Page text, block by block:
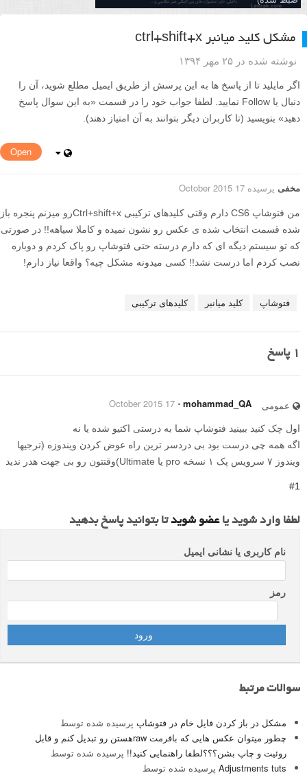
مشکل کلید میانبر ctrl+shift+x
نوشته شده در ۲۵ مهر ۱۳۹۴
اگر مایلید تا از پاسخ ها به این پرسش از طریق ایمیل مطلع شوید، آن را
دنبال یا Follow نمایید. لطفا جواب خود را در قسمت «به این سوال پاسخ
دهید» بنویسید (تا کاربران دیگر بتوانند به آن امتیاز دهند).
Open
مخفی پرسیده 17 October 2015
من فتوشاپ CS6 دارم وقتی کلیدهای ترکیبی Ctrl+shift+xرو میزنم پنجره باز
شده قسمت انتخاب شده ی عکس رو نشون نمیده و کاملا سیاهه!! در صورتی
که تو سیستم دیگه ای که دارم درسته حتی فتوشاپ رو پاک کردم و دوباره
نصب کردم اما درست نشد!! کسی میدونه مشکل چیه؟ واقعا نیاز دارم!
فتوشاپ کلید میانبر کلیدهای ترکیبی
1 پاسخ
عمومی mohammad_QA
⋅
17 October 2015
اول چک کنید ببینید فتوشاپ شما به درستی اکتیو شده یا نه
اگه همه چی درست بود بی دردسر ترین راه عوض کردن ویندوزه (ترجیها
ویندوز ۷ سرویس پک ۱ نسخه pro یا Ultimate)وقتتون رو بی جهت هدر ندید
#1
لطفا وارد شوید یاعضو شویدتا بتوانید پاسخ بدهید
نام کاربری یا نشانی ایمیل
رمز
سوالات مرتبط
مشکل در باز کردن فایل خام در فتوشاپ پرسیده شده توسط
چطور میتوان عکس هایی که بافرمت rawهستن رو تبدیل کنم و قابل
روئیت و چاپ بشن؟؟؟لطفا راهنمایی کنید!! پرسیده شده توسط
Adjustments tuts پرسیده شده توسط